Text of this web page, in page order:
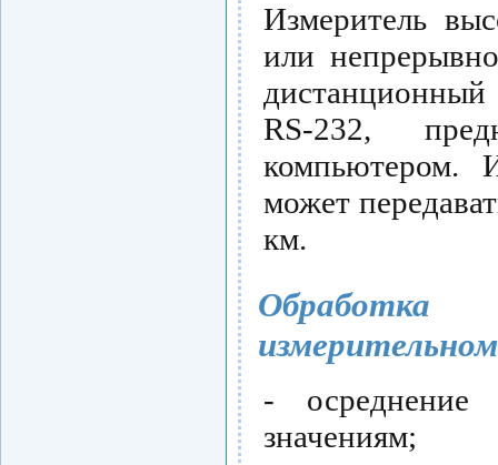
Измеритель
или
RS-232,
компьютером.
может
км.
Обработка
- осреднение
значениям;